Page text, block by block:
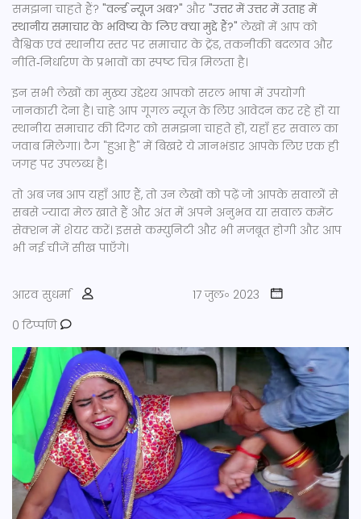
समझना चाहते हैं? "वर्ल्ड न्यूज अब?" और "उत्तर में उत्तर में उताह में
स्थानीय समाचार के भविष्य के लिए क्या मुद्दे हैं?" लेखों में आप को
वैश्विक एवं स्थानीय स्तर पर समाचार के ट्रेंड, तकनीकी बदलाव और
नीति‑निर्धारण के प्रभावों का स्पष्ट चित्र मिलता है।
इन सभी लेखों का मुख्य उद्देश्य आपको सरल भाषा में उपयोगी
जानकारी देना है। चाहे आप गूगल न्यूज़ के लिए आवेदन कर रहे हों या
स्थानीय समाचार की दिगर को समझना चाहते हों, यहाँ हर सवाल का
जवाब मिलेगा। टैग "हुआ है" में बिखरे ये ज्ञानभंडार आपके लिए एक ही
जगह पर उपलब्ध है।
तो अब जब आप यहाँ आए हैं, तो उन लेखों को पढ़ें जो आपके सवालों से
सबसे ज्यादा मेल खाते हैं और अंत में अपने अनुभव या सवाल कमेंट
सेक्शन में शेयर करें। इससे कम्युनिटी और भी मजबूत होगी और आप
भी नई चीजें सीख पाएँगे।
आरव सुधर्मा
17 जुल॰ 2023
0 टिप्पणि